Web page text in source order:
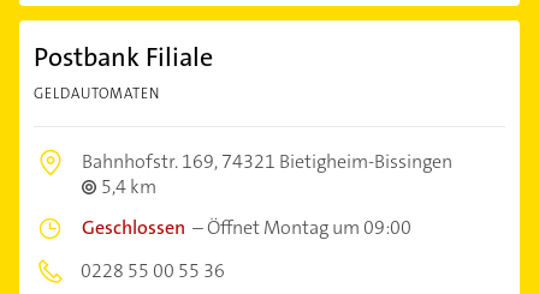
Postbank Filiale
GELDAUTOMATEN
Bahnhofstr. 169,74321 Bietigheim-Bissingen
5,4 km
Geschlossen –Öffnet Montag um 09:00
0228 55 00 55 36